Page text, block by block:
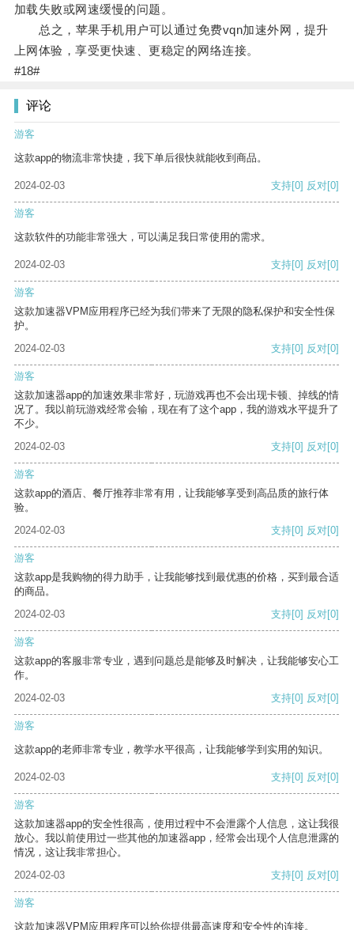
加载失败或网速缓慢的问题。
总之，苹果手机用户可以通过免费vqn加速外网，提升
上网体验，享受更快速、更稳定的网络连接。
#18#
评论
游客
这款app的物流非常快捷，我下单后很快就能收到商品。
2024-02-03 支持[0] 反对[0]
游客
这款软件的功能非常强大，可以满足我日常使用的需求。
2024-02-03 支持[0] 反对[0]
游客
这款加速器VPM应用程序已经为我们带来了无限的隐私保护和安全性保
护。
2024-02-03
支持[0] 反对[0]
游客
这款加速器app的加速效果非常好，玩游戏再也不会出现卡顿、掉线的情
况了。我以前玩游戏经常会输，现在有了这个app，我的游戏水平提升了
不少。
2024-02-03
支持[0] 反对[0]
游客
这款app的酒店、餐厅推荐非常有用，让我能够享受到高品质的旅行体
验。
2024-02-03
支持[0] 反对[0]
游客
这款app是我购物的得力助手，让我能够找到最优惠的价格，买到最合适
的商品。
2024-02-03
支持[0] 反对[0]
游客
这款app的客服非常专业，遇到问题总是能够及时解决，让我能够安心工
作。
2024-02-03
支持[0] 反对[0]
游客
这款app的老师非常专业，教学水平很高，让我能够学到实用的知识。
2024-02-03 支持[0] 反对[0]
游客
这款加速器app的安全性很高，使用过程中不会泄露个人信息，这让我很
放心。我以前使用过一些其他的加速器app，经常会出现个人信息泄露的
情况，这让我非常担心。
2024-02-03
支持[0] 反对[0]
游客
这款加速器VPM应用程序可以给你提供最高速度和安全性的连接。